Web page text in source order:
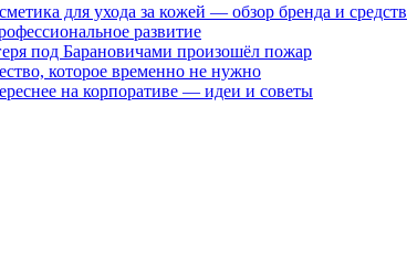
для ухода за кожей — обзор бренда и средств
развитие
под Барановичами произошёл пожар
которое временно не нужно
на корпоративе — идеи и советы